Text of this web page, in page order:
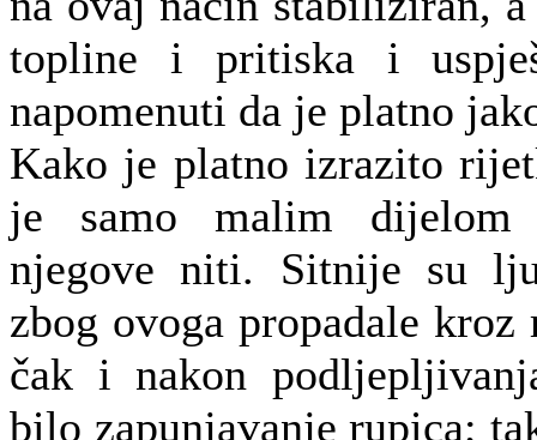
topline i pritiska i
napomenuti da je platno
Kako je platno izrazito
je samo malim dijelom
njegove niti. Sitnije su
zbog ovoga propadale
čak i nakon
bilo zapunjavanje rupica;